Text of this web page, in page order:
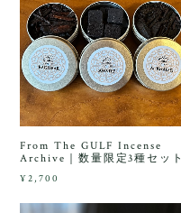
From The GULF Incense
Archive｜数量限定3種セット
¥2,700